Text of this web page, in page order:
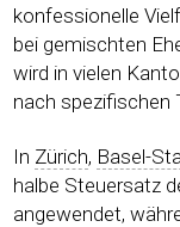
konfessionelle
bei gemischten
wird in vielen
nach spezifischen
In Zürich, Basel-
halbe Steuersatz
angewendet,